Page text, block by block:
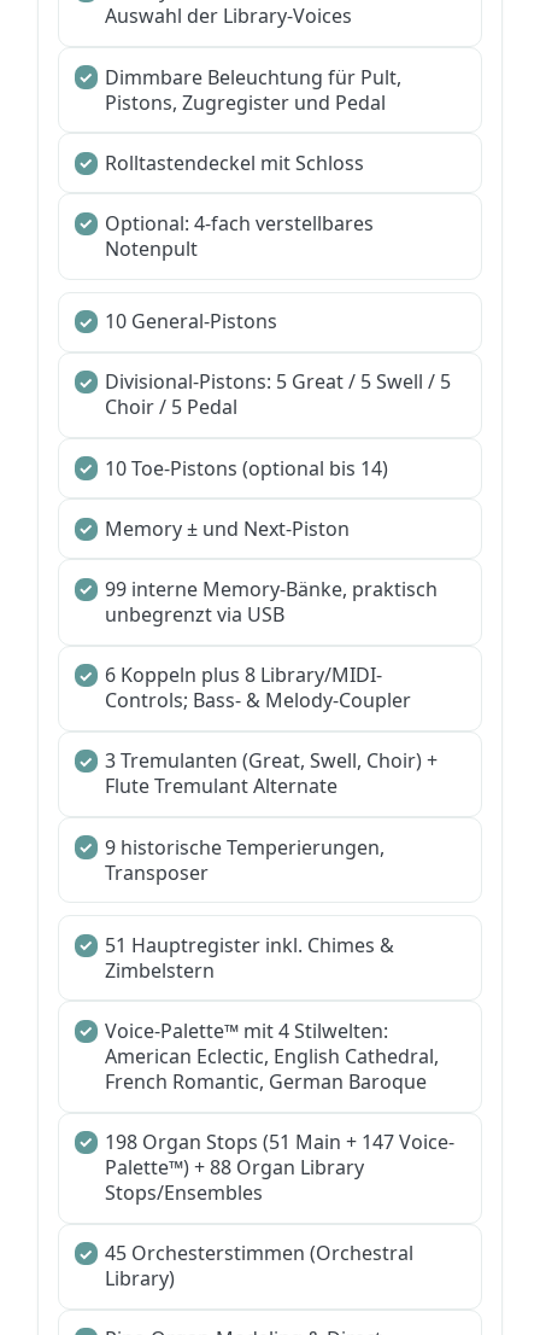
Auswahl der Library-Voices
Dimmbare Beleuchtung für Pult,
Pistons, Zugregister und Pedal
Rolltastendeckel mit Schloss
Optional: 4-fach verstellbares
Notenpult
10 General-Pistons
Divisional-Pistons: 5 Great / 5 Swell / 5
Choir / 5 Pedal
10 Toe-Pistons (optional bis 14)
Memory ± und Next-Piston
99 interne Memory-Bänke, praktisch
unbegrenzt via USB
6 Koppeln plus 8 Library/MIDI-
Controls; Bass- & Melody-Coupler
3 Tremulanten (Great, Swell, Choir) +
Flute Tremulant Alternate
9 historische Temperierungen,
Transposer
51 Hauptregister inkl. Chimes &
Zimbelstern
Voice-Palette™ mit 4 Stilwelten:
American Eclectic, English Cathedral,
French Romantic, German Baroque
198 Organ Stops (51 Main + 147 Voice-
Palette™) + 88 Organ Library
Stops/Ensembles
45 Orchesterstimmen (Orchestral
Library)